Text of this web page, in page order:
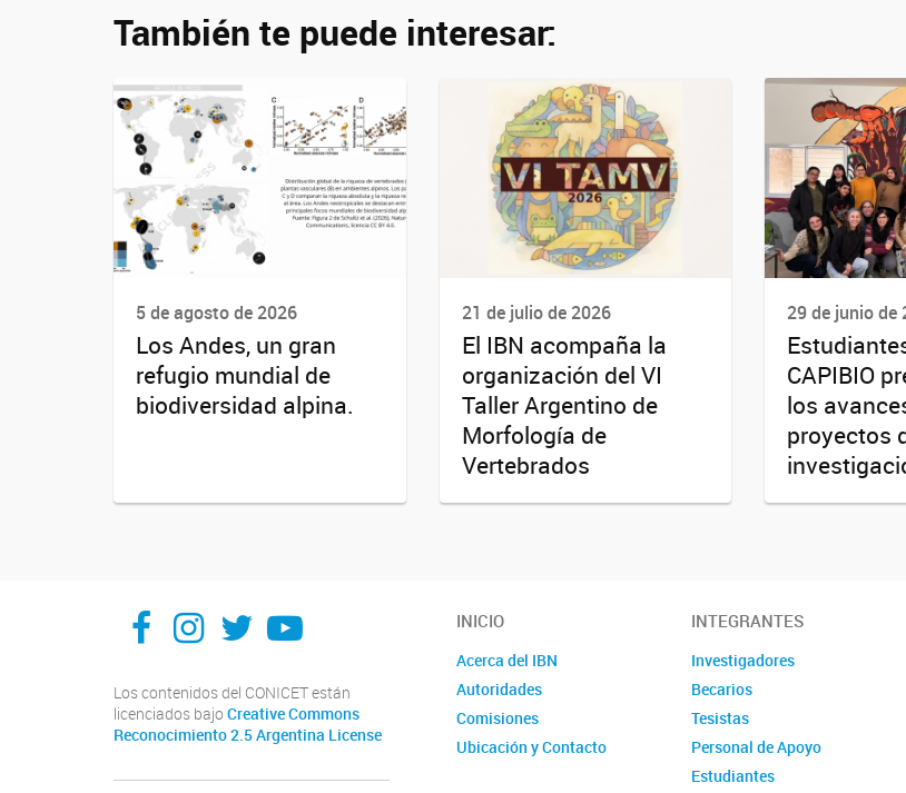
También te puede interesar:
5 de agosto de 2026
Los Andes, un gran
refugio mundial de
biodiversidad alpina.
21 de julio de 2026
El IBN acompaña la
organización del VI
Taller Argentino de
Morfología de
Vertebrados
29 de junio de
CAPIBIO
los
proyectos
Facebook
Instagram
X You Tube
Los contenidos del CONICET están
licenciados bajo Creative Commons
Reconocimiento 2.5 Argentina License
INICIO
Acerca del IBN
Autoridades
Comisiones
Ubicación y Contacto
INTEGRANTES
Investigadores
Becarios
Tesistas
Personal de Apoyo
Estudiantes